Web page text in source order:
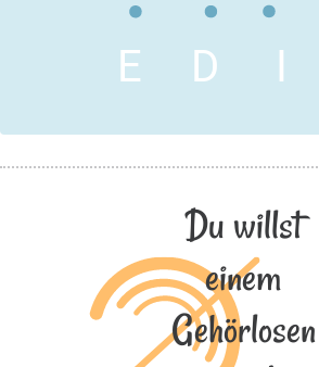
E D I
Du willst
einem
Gehörlosen